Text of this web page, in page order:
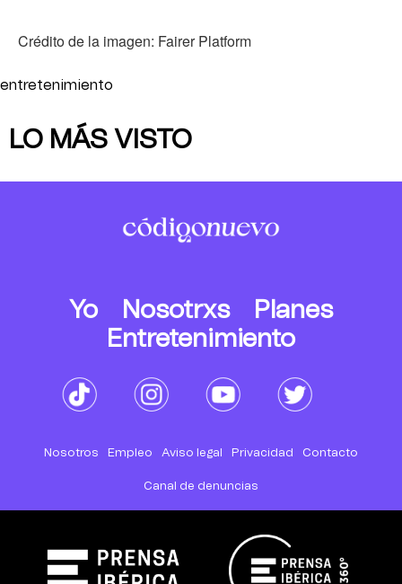
Crédito de la imagen: Fairer Platform
entretenimiento
LO MÁS VISTO
Yo Nosotrxs
Planes
Entretenimiento
Nosotros Empleo Aviso legal Privacidad Contacto
Canal de denuncias